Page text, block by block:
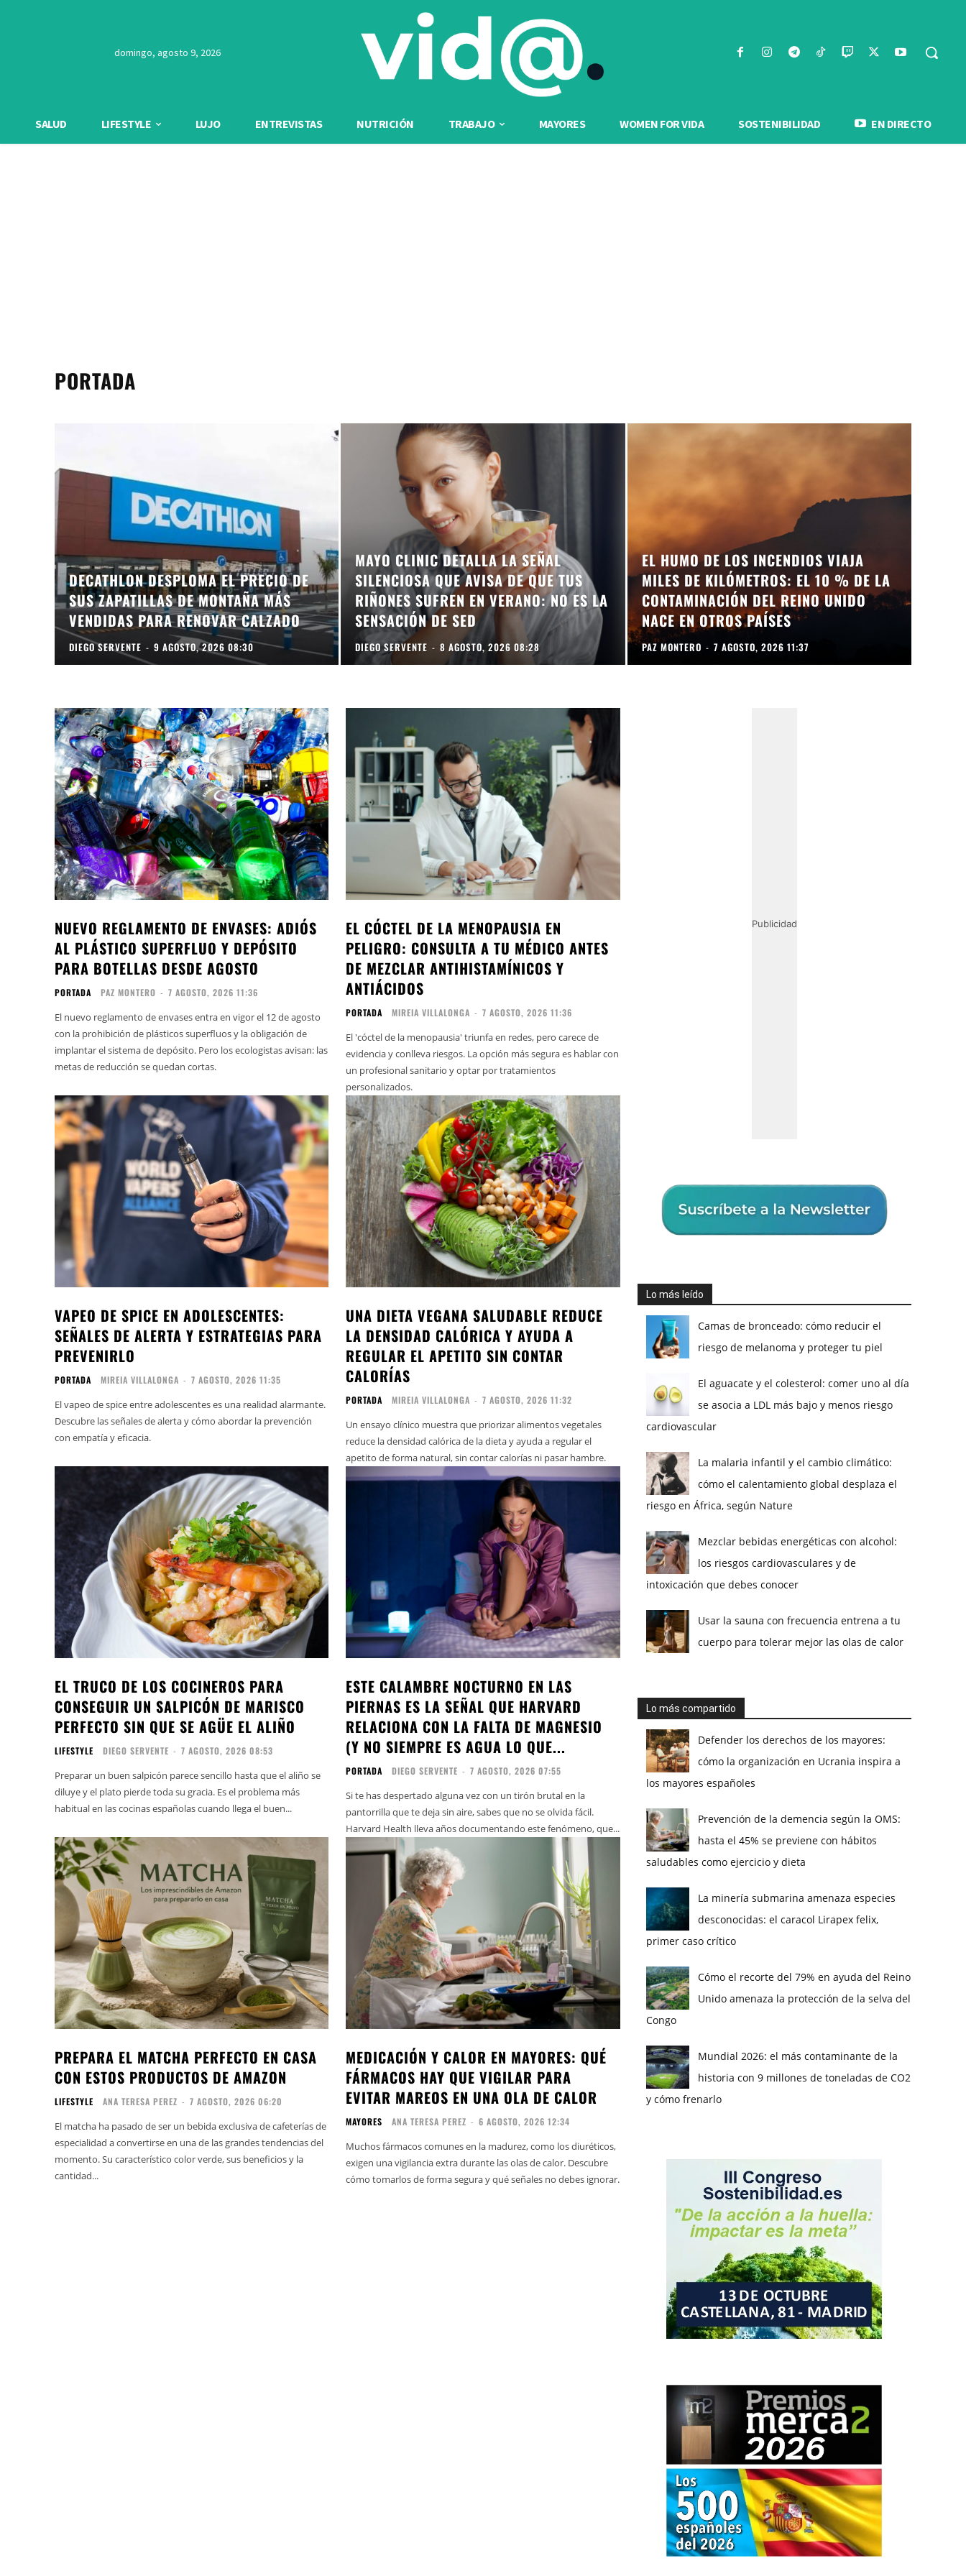
domingo, agosto 9, 2026
SALUD LIFESTYLE LUJO ENTREVISTAS NUTRICIÓN TRABAJO MAYORES WOMEN FOR VIDA SOSTENIBILIDAD EN DIRECTO
PORTADA
DECATHLON DESPLOMA EL PRECIO DE
SUS ZAPATILLAS DE MONTAÑA MÁS
VENDIDAS PARA RENOVAR CALZADO
DIEGO SERVENTE - 9 AGOSTO, 2026 08:30
MAYO CLINIC DETALLA LA SEÑAL
SILENCIOSA QUE AVISA DE QUE TUS
RIÑONES SUFREN EN VERANO: NO ES LA
SENSACIÓN DE SED
DIEGO SERVENTE - 8 AGOSTO, 2026 08:28
EL HUMO DE LOS INCENDIOS VIAJA
MILES DE KILÓMETROS: EL 10 % DE LA
CONTAMINACIÓN DEL REINO UNIDO
NACE EN OTROS PAÍSES
PAZ MONTERO - 7 AGOSTO, 2026 11:37
NUEVO REGLAMENTO DE ENVASES: ADIÓS
AL PLÁSTICO SUPERFLUO Y DEPÓSITO
PARA BOTELLAS DESDE AGOSTO
PORTADA PAZ MONTERO - 7 AGOSTO, 2026 11:36
El nuevo reglamento de envases entra en vigor el 12 de agosto
con la prohibición de plásticos superfluos y la obligación de
implantar el sistema de depósito. Pero los ecologistas avisan: las
metas de reducción se quedan cortas.
EL CÓCTEL DE LA MENOPAUSIA EN
PELIGRO: CONSULTA A TU MÉDICO ANTES
DE MEZCLAR ANTIHISTAMÍNICOS Y
ANTIÁCIDOS
PORTADA MIREIA VILLALONGA - 7 AGOSTO, 2026 11:36
El 'cóctel de la menopausia' triunfa en redes, pero carece de
evidencia y conlleva riesgos. La opción más segura es hablar con
un profesional sanitario y optar por tratamientos
personalizados.
VAPEO DE SPICE EN ADOLESCENTES:
SEÑALES DE ALERTA Y ESTRATEGIAS PARA
PREVENIRLO
PORTADA MIREIA VILLALONGA - 7 AGOSTO, 2026 11:35
El vapeo de spice entre adolescentes es una realidad alarmante.
Descubre las señales de alerta y cómo abordar la prevención
con empatía y eficacia.
UNA DIETA VEGANA SALUDABLE REDUCE
LA DENSIDAD CALÓRICA Y AYUDA A
REGULAR EL APETITO SIN CONTAR
CALORÍAS
PORTADA MIREIA VILLALONGA - 7 AGOSTO, 2026 11:32
Un ensayo clínico muestra que priorizar alimentos vegetales
reduce la densidad calórica de la dieta y ayuda a regular el
apetito de forma natural, sin contar calorías ni pasar hambre.
EL TRUCO DE LOS COCINEROS PARA
CONSEGUIR UN SALPICÓN DE MARISCO
PERFECTO SIN QUE SE AGÜE EL ALIÑO
LIFESTYLE DIEGO SERVENTE - 7 AGOSTO, 2026 08:53
Preparar un buen salpicón parece sencillo hasta que el aliño se
diluye y el plato pierde toda su gracia. Es el problema más
habitual en las cocinas españolas cuando llega el buen...
ESTE CALAMBRE NOCTURNO EN LAS
PIERNAS ES LA SEÑAL QUE HARVARD
RELACIONA CON LA FALTA DE MAGNESIO
(Y NO SIEMPRE ES AGUA LO QUE...
PORTADA DIEGO SERVENTE - 7 AGOSTO, 2026 07:55
Si te has despertado alguna vez con un tirón brutal en la
pantorrilla que te deja sin aire, sabes que no se olvida fácil.
Harvard Health lleva años documentando este fenómeno, que...
PREPARA EL MATCHA PERFECTO EN CASA
CON ESTOS PRODUCTOS DE AMAZON
LIFESTYLE ANA TERESA PEREZ - 7 AGOSTO, 2026 06:20
El matcha ha pasado de ser un bebida exclusiva de cafeterías de
especialidad a convertirse en una de las grandes tendencias del
momento. Su característico color verde, sus beneficios y la
cantidad...
MEDICACIÓN Y CALOR EN MAYORES: QUÉ
FÁRMACOS HAY QUE VIGILAR PARA
EVITAR MAREOS EN UNA OLA DE CALOR
MAYORES ANA TERESA PEREZ - 6 AGOSTO, 2026 12:34
Muchos fármacos comunes en la madurez, como los diuréticos,
exigen una vigilancia extra durante las olas de calor. Descubre
cómo tomarlos de forma segura y qué señales no debes ignorar.
Publicidad
Lo más leído
Camas de bronceado: cómo reducir el
riesgo de melanoma y proteger tu piel
El aguacate y el colesterol: comer uno al día
se asocia a LDL más bajo y menos riesgo
cardiovascular
La malaria infantil y el cambio climático:
cómo el calentamiento global desplaza el
riesgo en África, según Nature
Mezclar bebidas energéticas con alcohol:
los riesgos cardiovasculares y de
intoxicación que debes conocer
Usar la sauna con frecuencia entrena a tu
cuerpo para tolerar mejor las olas de calor
Lo más compartido
Defender los derechos de los mayores:
cómo la organización en Ucrania inspira a
los mayores españoles
Prevención de la demencia según la OMS:
hasta el 45% se previene con hábitos
saludables como ejercicio y dieta
La minería submarina amenaza especies
desconocidas: el caracol Lirapex felix,
primer caso crítico
Cómo el recorte del 79% en ayuda del Reino
Unido amenaza la protección de la selva del
Congo
Mundial 2026: el más contaminante de la
historia con 9 millones de toneladas de CO2
y cómo frenarlo